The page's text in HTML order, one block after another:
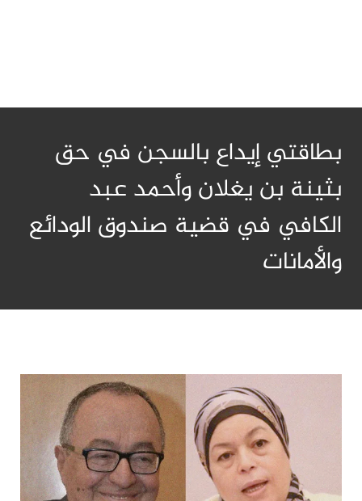
بطاقتي إيداع بالسجن في حق
بثينة بن يغلان وأحمد عبد
الكافي في قضية صندوق الودائع
والأمانات